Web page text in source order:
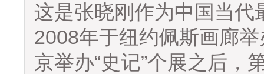
这是张晓刚作为中国当
2008年于纽约佩斯画廊
京举办“史记”个展之后，